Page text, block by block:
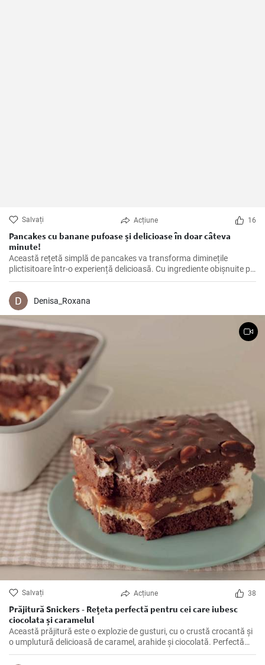
Salvați Acțiune 16
Pancakes cu banane pufoase și delicioase în doar câteva
minute!
Această rețetă simplă de pancakes va transforma diminețile
plictisitoare într-o experiență delicioasă. Cu ingrediente obișnuite pe
care le ai deja în bucătărie și câteva minute de pregătire, vei obține
niște pancakes pufoși și aromate.
Denisa_Roxana
Salvați Acțiune 38
Prăjitură Snickers - Rețeta perfectă pentru cei care iubesc
ciocolata și caramelul
Această prăjitură este o explozie de gusturi, cu o crustă crocantă și
o umplutură delicioasă de caramel, arahide și ciocolată. Perfectă
pentru cei care iubesc dulciurile și vor să își răsfețe papilele